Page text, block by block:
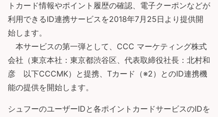
トカード情報やポイント履歴の確認、電子クーポンなどが
利用できるID連携サービスを2018年7月25日より提供開
始します。
本サービスの第一弾として、CCC マーケティング株式
会社（東京本社：東京都渋谷区、代表取締役社長：北村和
彦 以下CCCMK）と提携、Tカード（※2）とのID連携機
能の提供を開始します。
シュフーのユーザーIDと各ポイントカードサービスのIDを